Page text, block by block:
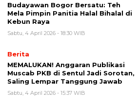
Budayawan Bogor Bersatu: Teh
Mela Pimpin Panitia Halal Bihalal di
Kebun Raya
Sabtu, 4 April 2026 - 18:30 WIB
Berita
MEMALUKAN! Anggaran Publikasi
Muscab PKB di Sentul Jadi Sorotan,
Saling Lempar Tanggung Jawab
Sabtu, 4 April 2026 - 15:37 WIB